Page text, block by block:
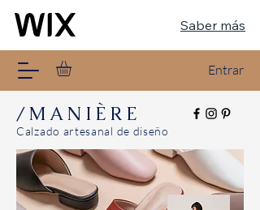
Saber más